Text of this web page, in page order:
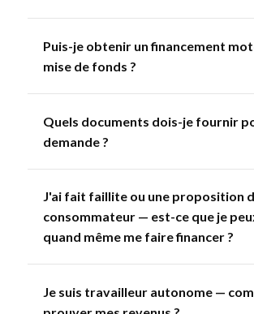
Puis-je obtenir un financement
mise de fonds ?
Quels documents dois-je fournir
demande ?
J'ai fait faillite ou une proposition
consommateur — est-ce que je
quand même me faire financer ?
Je suis travailleur autonome —